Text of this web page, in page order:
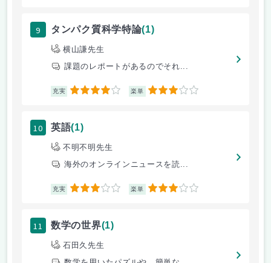
9 タンパク質科学特論(1)
横山謙先生
課題のレポートがあるのでそれ...
充実 4 楽単 3
10 英語(1)
不明不明先生
海外のオンラインニュースを読...
充実 3 楽単 3
11 数学の世界(1)
石田久先生